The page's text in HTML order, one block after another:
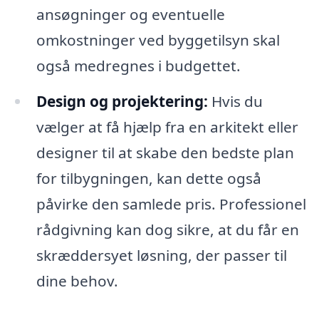
ansøgninger og eventuelle
omkostninger ved byggetilsyn skal
også medregnes i budgettet.
Design og projektering: Hvis du
vælger at få hjælp fra en arkitekt eller
designer til at skabe den bedste plan
for tilbygningen, kan dette også
påvirke den samlede pris. Professionel
rådgivning kan dog sikre, at du får en
skræddersyet løsning, der passer til
dine behov.